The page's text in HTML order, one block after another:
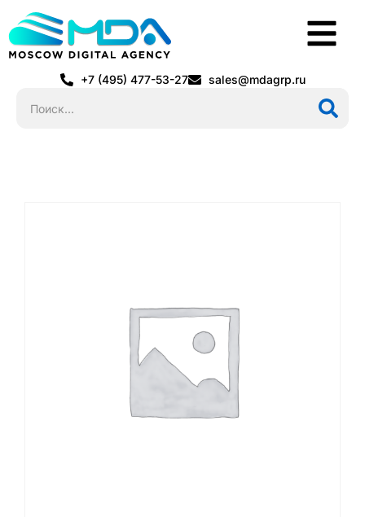
+7 (495) 477-53-27 sales@mdagrp.ru